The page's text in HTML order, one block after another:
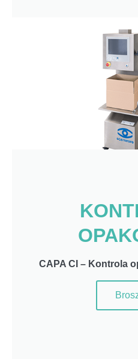
CAPA CI – Kontrola